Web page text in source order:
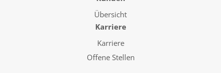
Übersicht
Karriere
Karriere
Offene Stellen